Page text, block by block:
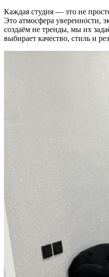
Каждая студия — это не
Это атмосфера уверенности,
создаём не тренды, мы их
выбирает качество, стиль и